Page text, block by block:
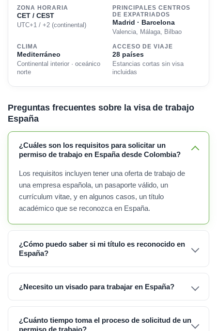
ZONA HORARIA
CET / CEST
UTC+1 / +2 (continental)
PRINCIPALES CENTROS
DE EXPATRIADOS
Madrid · Barcelona
Valencia, Málaga, Bilbao
CLIMA
Mediterráneo
Continental interior · oceánico
norte
ACCESO DE VIAJE
28 países
Estancias cortas sin visa
incluidas
Preguntas frecuentes sobre la visa de trabajo
España
¿Cuáles son los requisitos para solicitar un
permiso de trabajo en España desde Colombia?
Los requisitos incluyen tener una oferta de trabajo de
una empresa española, un pasaporte válido, un
currículum vitae, y en algunos casos, un título
académico que se reconozca en España.
¿Cómo puedo saber si mi título es reconocido en
España?
¿Necesito un visado para trabajar en España?
¿Cuánto tiempo toma el proceso de solicitud de un
permiso de trabajo?